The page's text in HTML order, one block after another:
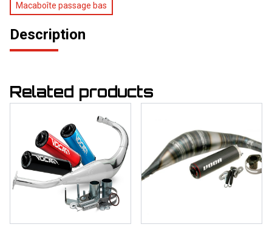
Macaboîte passage bas
Description
Related products